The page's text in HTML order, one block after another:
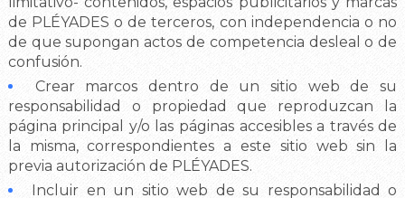
de PLÉYADES o de terceros, con independencia o no
de que supongan actos de competencia desleal o de
confusión.
Crear marcos dentro de un sitio web de su
responsabilidad o propiedad que reproduzcan la
página principal y/o las páginas accesibles a través de
la misma, correspondientes a este sitio web sin la
previa autorización de PLÉYADES.
Incluir en un sitio web de su responsabilidad o